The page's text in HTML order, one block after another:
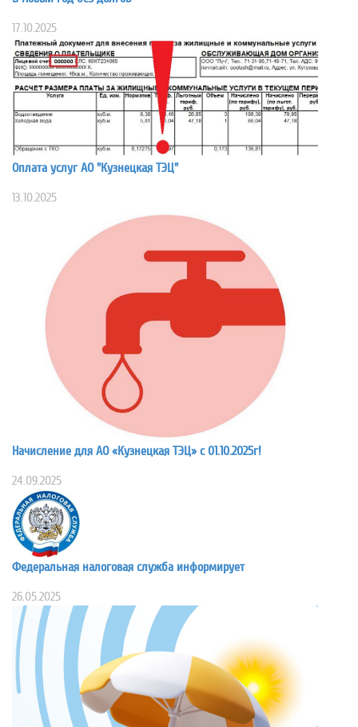
17.10.2025
Оплата услуг АО "Кузнецкая ТЭЦ"
13.10.2025
Начисление для АО «Кузнецкая ТЭЦ» с 01.10.2025г!
24.09.2025
Федеральная налоговая служба информирует
26.05.2025